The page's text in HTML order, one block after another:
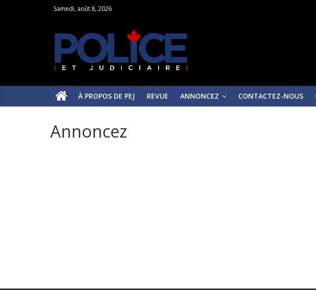
Samedi, août 8, 2026
À PROPOS DE PEJ REVUE ANNONCEZ CONTACTEZ-NOUS
Annoncez